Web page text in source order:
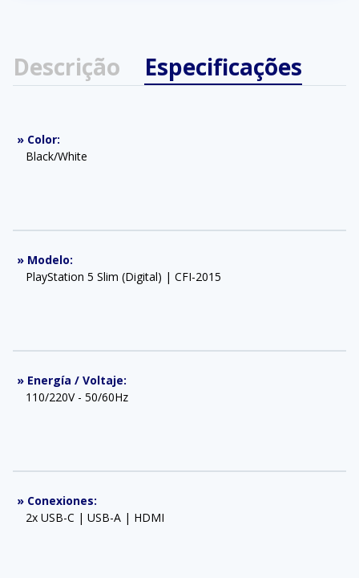
Descrição Especificações
» Color:
Black/White
» Modelo:
PlayStation 5 Slim (Digital) | CFI-2015
» Energía / Voltaje:
110/220V - 50/60Hz
» Conexiones:
2x USB-C | USB-A | HDMI